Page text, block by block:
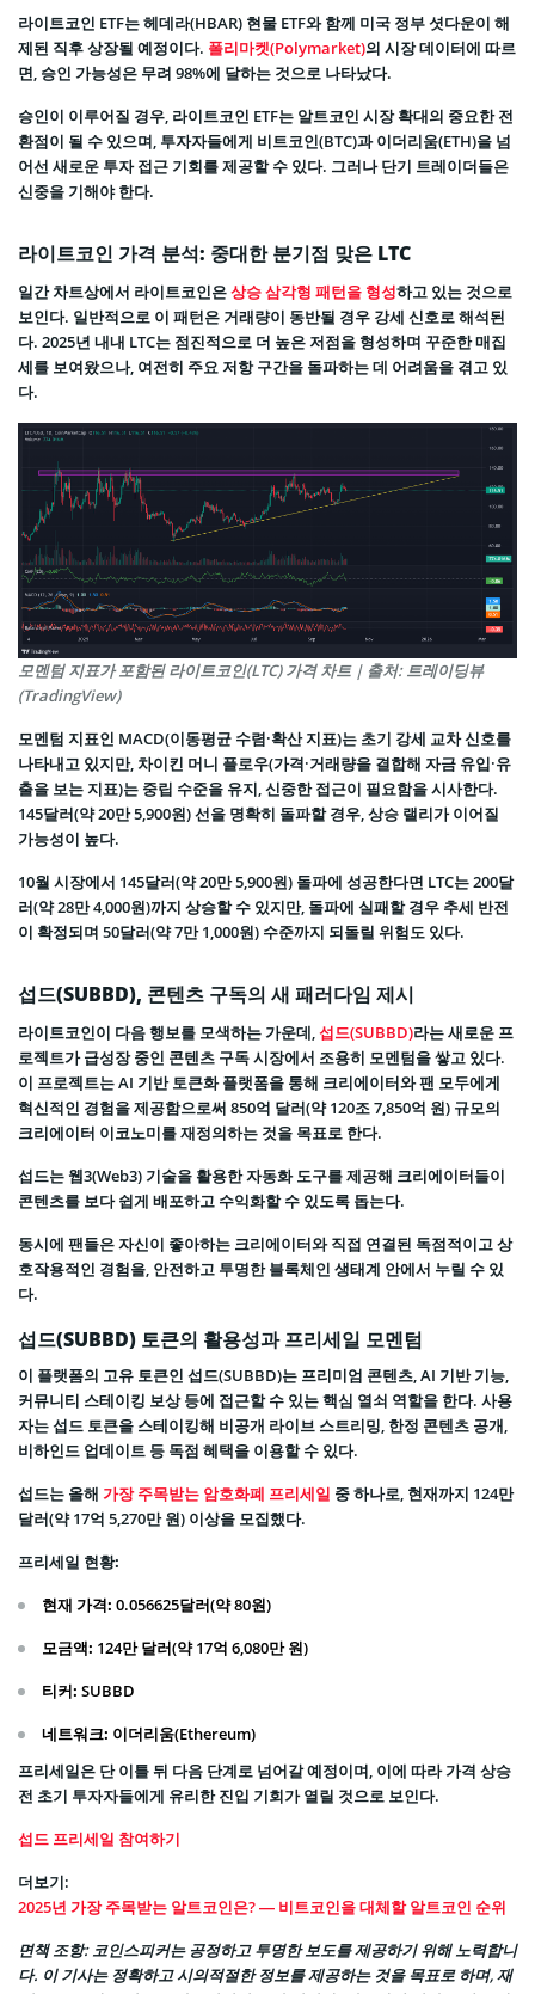
라이트코인 ETF는 헤데라(HBAR) 현물 ETF와 함께 미국 정부 셧다운이 해
제된 직후 상장될 예정이다. 폴리마켓(Polymarket)의 시장 데이터에 따르
면, 승인 가능성은 무려 98%에 달하는 것으로 나타났다.
승인이 이루어질 경우, 라이트코인 ETF는 알트코인 시장 확대의 중요한 전
환점이 될 수 있으며, 투자자들에게 비트코인(BTC)과 이더리움(ETH)을 넘
어선 새로운 투자 접근 기회를 제공할 수 있다. 그러나 단기 트레이더들은
신중을 기해야 한다.
라이트코인 가격 분석: 중대한 분기점 맞은 LTC
일간 차트상에서 라이트코인은상승 삼각형 패턴을 형성하고 있는 것으로
보인다. 일반적으로 이 패턴은 거래량이 동반될 경우 강세 신호로 해석된
다. 2025년 내내 LTC는 점진적으로 더 높은 저점을 형성하며 꾸준한 매집
세를 보여왔으나, 여전히 주요 저항 구간을 돌파하는 데 어려움을 겪고 있
다.
모멘텀 지표가 포함된 라이트코인(LTC) 가격 차트 | 출처: 트레이딩뷰
(TradingView)
모멘텀 지표인 MACD(이동평균 수렴·확산 지표)는 초기 강세 교차 신호를
나타내고 있지만, 차이킨 머니 플로우(가격·거래량을 결합해 자금 유입·유
출을 보는 지표)는 중립 수준을 유지, 신중한 접근이 필요함을 시사한다.
145달러(약 20만 5,900원) 선을 명확히 돌파할 경우, 상승 랠리가 이어질
가능성이 높다.
10월 시장에서 145달러(약 20만 5,900원) 돌파에 성공한다면 LTC는 200달
러(약 28만 4,000원)까지 상승할 수 있지만, 돌파에 실패할 경우 추세 반전
이 확정되며 50달러(약 7만 1,000원) 수준까지 되돌릴 위험도 있다.
섭드(SUBBD), 콘텐츠 구독의 새 패러다임 제시
라이트코인이 다음 행보를 모색하는 가운데,섭드(SUBBD)라는 새로운 프
로젝트가 급성장 중인 콘텐츠 구독 시장에서 조용히 모멘텀을 쌓고 있다.
이 프로젝트는 AI 기반 토큰화 플랫폼을 통해 크리에이터와 팬 모두에게
혁신적인 경험을 제공함으로써 850억 달러(약 120조 7,850억 원) 규모의
크리에이터 이코노미를 재정의하는 것을 목표로 한다.
섭드는 웹3(Web3) 기술을 활용한 자동화 도구를 제공해 크리에이터들이
콘텐츠를 보다 쉽게 배포하고 수익화할 수 있도록 돕는다.
동시에 팬들은 자신이 좋아하는 크리에이터와 직접 연결된 독점적이고 상
호작용적인 경험을, 안전하고 투명한 블록체인 생태계 안에서 누릴 수 있
다.
섭드(SUBBD) 토큰의 활용성과 프리세일 모멘텀
이 플랫폼의 고유 토큰인 섭드(SUBBD)는 프리미엄 콘텐츠, AI 기반 기능,
커뮤니티 스테이킹 보상 등에 접근할 수 있는 핵심 열쇠 역할을 한다. 사용
자는 섭드 토큰을 스테이킹해 비공개 라이브 스트리밍, 한정 콘텐츠 공개,
비하인드 업데이트 등 독점 혜택을 이용할 수 있다.
섭드는 올해 가장 주목받는 암호화폐 프리세일 중 하나로, 현재까지 124만
달러(약 17억 5,270만 원) 이상을 모집했다.
프리세일 현황:
현재 가격: 0.056625달러(약 80원)
모금액: 124만 달러(약 17억 6,080만 원)
티커: SUBBD
네트워크: 이더리움(Ethereum)
프리세일은 단 이틀 뒤 다음 단계로 넘어갈 예정이며, 이에 따라 가격 상승
전 초기 투자자들에게 유리한 진입 기회가 열릴 것으로 보인다.
섭드 프리세일 참여하기
더보기:
2025년 가장 주목받는 알트코인은? — 비트코인을 대체할 알트코인 순위
면책 조항: 코인스피커는 공정하고 투명한 보도를 제공하기 위해 노력합니
다. 이 기사는 정확하고 시의적절한 정보를 제공하는 것을 목표로 하며, 재